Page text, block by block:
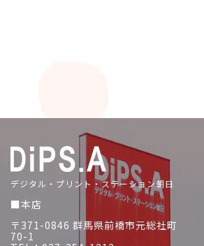
デジタル・プリント・ステーション朝日
■本店
〒371-0846 群馬県前橋市元総社町
70-1